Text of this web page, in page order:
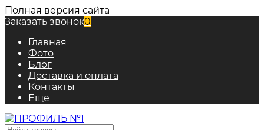
Полная версия сайта
Заказать звонок0
Главная
Фото
Блог
Доставка и оплата
Контакты
Еще